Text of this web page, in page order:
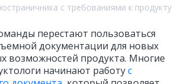
с требованиями к продукту
перестают пользоваться
документации для новых
возможностей продукта. Многие
начинают работус